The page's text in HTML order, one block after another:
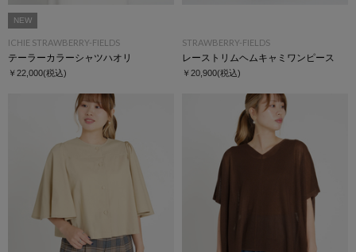
NEW
ICHIE STRAWBERRY-FIELDS
テーラーカラーシャツハオリ
￥22,000(税込)
STRAWBERRY-FIELDS
レーストリムヘムキャミワンピース
￥20,900(税込)